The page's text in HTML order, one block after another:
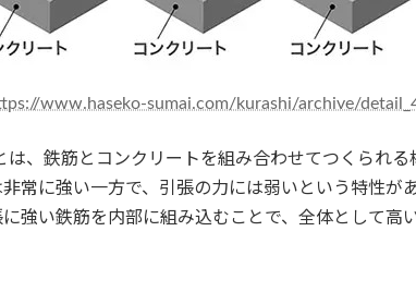
www.haseko-sumai.com/kurashi/archive/
は、鉄筋とコンクリートを組み合わせてつくられ
常に強い一方で、引張の力には弱いという特性が
に強い鉄筋を内部に組み込むことで、全体として高